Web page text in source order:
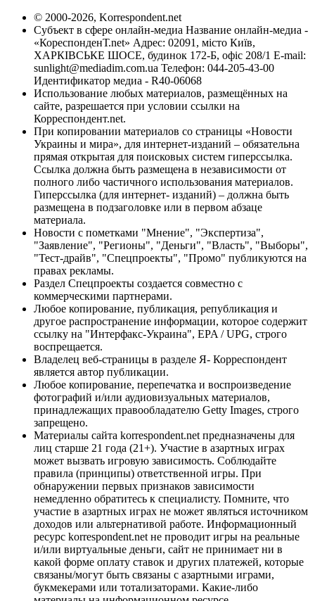
© 2000-2026, Korrespondent.net
Субъект в сфере онлайн-медиа Название онлайн-медиа -
«КореспонденТ.net» Адрес: 02091, місто Київ,
ХАРКІВСЬКЕ ШОСЕ, будинок 172-Б, офіс 208/1 E-mail:
sunlight@mediadim.com.ua Телефон: 044-205-43-00
Идентификатор медиа - R40-06068
Использование любых материалов, размещённых на
сайте, разрешается при условии ссылки на
Корреспондент.net.
При копировании материалов со страницы «Новости
Украины и мира», для интернет-изданий – обязательна
прямая открытая для поисковых систем гиперссылка.
Ссылка должна быть размещена в независимости от
полного либо частичного использования материалов.
Гиперссылка (для интернет- изданий) – должна быть
размещена в подзаголовке или в первом абзаце
материала.
Новости с пометками "Мнение", "Экспертиза",
"Заявление", "Регионы", "Деньги", "Власть", "Выборы",
"Тест-драйв", "Спецпроекты", "Промо" публикуются на
правах рекламы.
Раздел Спецпроекты создается совместно с
коммерческими партнерами.
Любое копирование, публикация, републикация и
другое распространение информации, которое содержит
ссылку на "Интерфакс-Украина", EPA / UPG, строго
воспрещается.
Владелец веб-страницы в разделе Я- Корреспондент
является автор публикации.
Любое копирование, перепечатка и воспроизведение
фотографий и/или аудиовизуальных материалов,
принадлежащих правообладателю Getty Images, строго
запрещено.
Материалы сайта korrespondent.net предназначены для
лиц старше 21 года (21+). Участие в азартных играх
может вызвать игровую зависимость. Соблюдайте
правила (принципы) ответственной игры. При
обнаружении первых признаков зависимости
немедленно обратитесь к специалисту. Помните, что
участие в азартных играх не может являться источником
доходов или альтернативой работе. Информационный
ресурс korrespondent.net не проводит игры на реальные
и/или виртуальные деньги, сайт не принимает ни в
какой форме оплату ставок и других платежей, которые
связаны/могут быть связаны с азартными играми,
букмекерами или тотализаторами. Какие-либо